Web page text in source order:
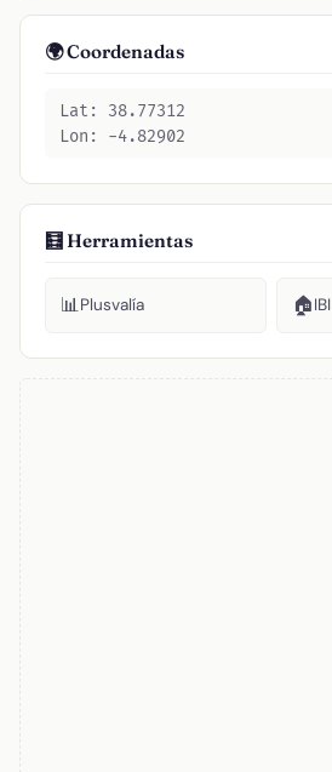
🌍 Coordenadas
Lat: 38.77312
Lon: -4.82902
🧮 Herramientas
📊Plusvalía 🏠IBI